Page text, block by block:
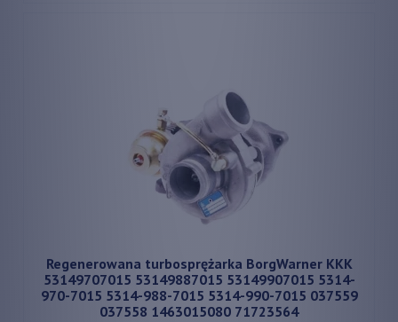
Regenerowana turbosprężarka BorgWarner KKK
53149707015 53149887015 53149907015 5314-
970-7015 5314-988-7015 5314-990-7015 037559
037558 1463015080 71723564